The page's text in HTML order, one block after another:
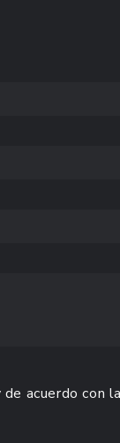
acuerdo con la